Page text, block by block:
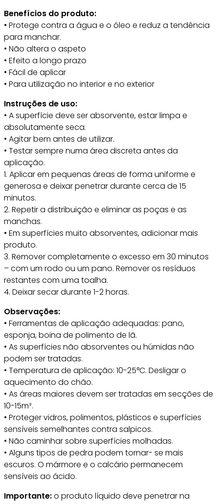
Benefícios do produto:
• Protege contra a água e o óleo e reduz a tendência
para manchar.
• Não altera o aspeto
• Efeito a longo prazo
• Fácil de aplicar
• Para utilização no interior e no exterior
Instruções de uso:
• A superfície deve ser absorvente, estar limpa e
absolutamente seca.
• Agitar bem antes de utilizar.
• Testar sempre numa área discreta antes da
aplicação.
1. Aplicar em pequenas áreas de forma uniforme e
generosa e deixar penetrar durante cerca de 15
minutos.
2. Repetir a distribuição e eliminar as poças e as
manchas.
• Em superfícies muito absorventes, adicionar mais
produto.
3. Remover completamente o excesso em 30 minutos
– com um rodo ou um pano. Remover os resíduos
restantes com uma toalha.
4. Deixar secar durante 1-2 horas.
Observações:
• Ferramentas de aplicação adequadas: pano,
esponja, boina de polimento de lã.
• As superfícies não absorventes ou húmidas não
podem ser tratadas.
• Temperatura de aplicação: 10-25°C. Desligar o
aquecimento do chão.
• As áreas maiores devem ser tratadas em secções de
10-15m².
• Proteger vidros, polimentos, plásticos e superfícies
sensíveis semelhantes contra salpicos.
• Não caminhar sobre superfícies molhadas.
• Alguns tipos de pedra podem tornar- se mais
escuros. O mármore e o calcário permanecem
sensíveis ao ácido.
Importante:o produto líquido deve penetrar na